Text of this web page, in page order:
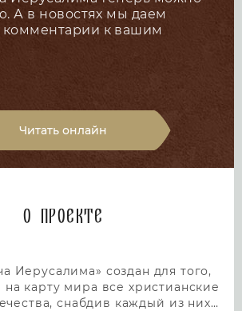
А в новостях мы даем
к вашим
Читать онлайн
О проекте
Иерусалима» создан для того,
на карту мира все христианские
снабдив каждый из них